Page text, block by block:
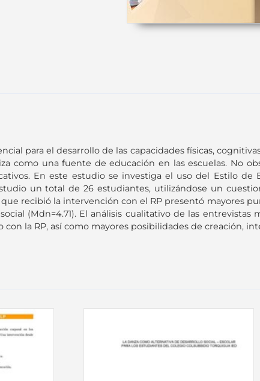
para el desarrollo de las capacidades físicas,
como una fuente de educación en las escuelas. No
En este estudio se investiga el uso del Estilo de
un total de 26 estudiantes, utilizándose un
recibió la intervención con el RP presentó mayores
(Mdn=4.71). El análisis cualitativo de las
la RP, así como mayores posibilidades de creación,